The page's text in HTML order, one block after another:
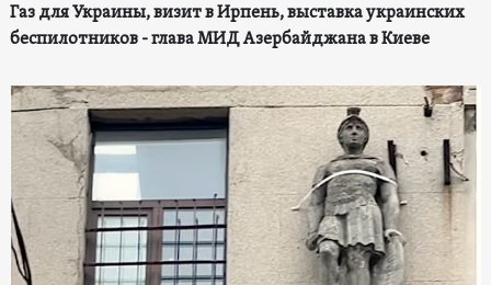
Газ для Украины, визит в Ирпень, выставка украинских
беспилотников - глава МИД Азербайджана в Киеве